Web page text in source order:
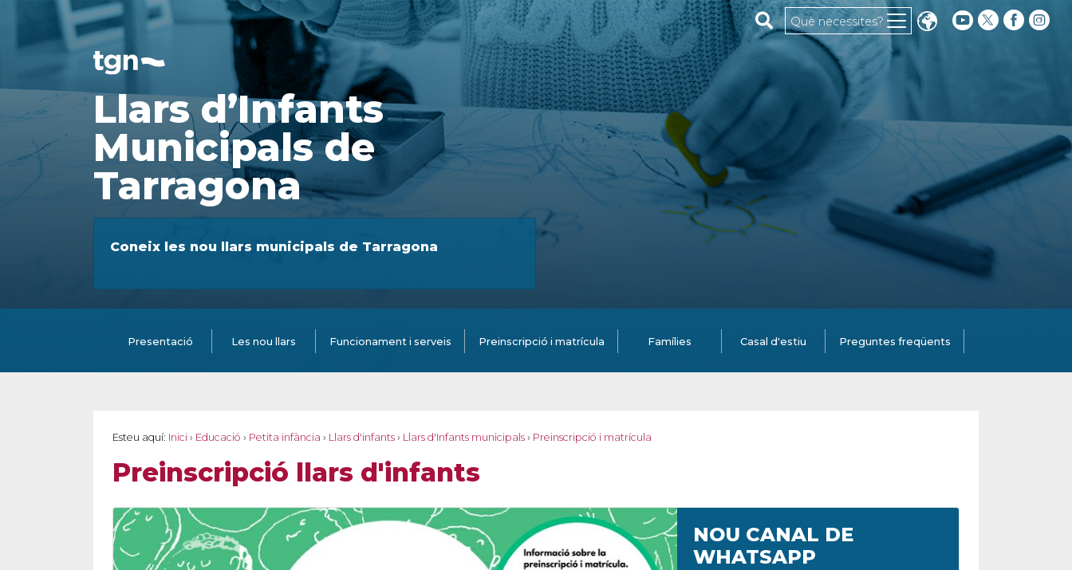
Cerca al web
Què necessites?
Llars d’Infants
Municipals de
Tarragona
Coneix les nou llars municipals de Tarragona
Presentació Les nou llars Funcionament i serveis Preinscripció i matrícula Famílies Casal d'estiu Preguntes freqüents
Esteu aquí: Inici › Educació › Petita infància › Llars d'infants › Llars d'Infants municipals › Preinscripció i matrícula
Preinscripció llars d'infants
NOU CANAL DE
WHATSAPP